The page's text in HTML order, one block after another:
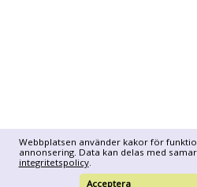
Webbplatsen använder kakor för
annonsering. Data kan delas med
integritetspolicy.
Acceptera